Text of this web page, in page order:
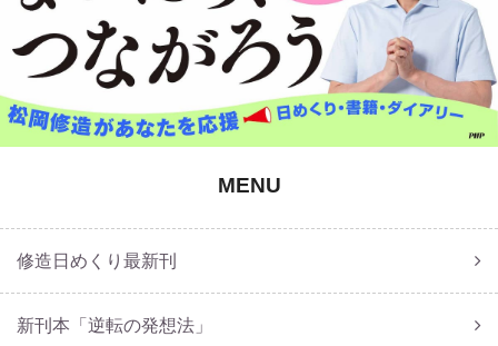
MENU
修造日めくり最新刊
新刊本「逆転の発想法」